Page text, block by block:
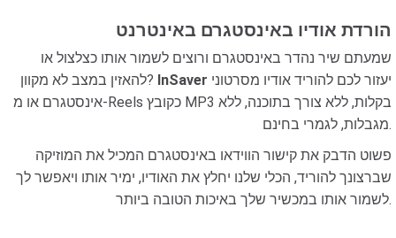
הורדת אודיו באינסטגרם באינטרנט
שמעתם שיר נהדר באינסטגרם ורוצים לשמור אותו כצלצול או
להאזין במצב לא מקוון? InSaver
אינסטגרם או מ-Reels כקובץ MP3 בקלות, ללא צורך בתוכנה, ללא
מגבלות, לגמרי בחינם.
פשוט הדבק את קישור הווידאו באינסטגרם המכיל את המוזיקה
שברצונך להוריד, הכלי שלנו יחלץ את האודיו, ימיר אותו ויאפשר לך
לשמור אותו במכשיר שלך באיכות הטובה ביותר.